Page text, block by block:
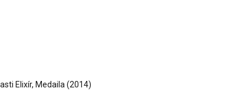
Elixír, Medaila (2014)